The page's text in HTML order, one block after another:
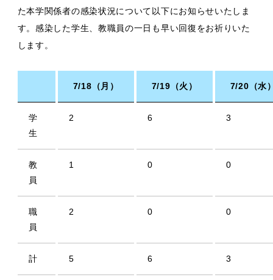
た本学関係者の感染状況について以下にお知らせいたしま
す。感染した学生、教職員の一日も早い回復をお祈りいた
します。
7/18（月） 7/19（火） 7/20（水
学
生
2 6 3
教
員
1 0 0
職
員
2 0 0
計 5 6 3